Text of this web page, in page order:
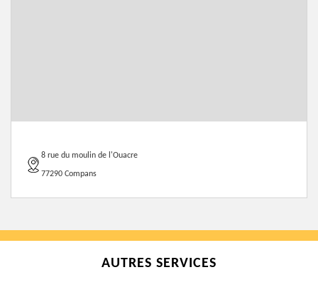
8 rue du moulin de l'Ouacre
77290 Compans
AUTRES SERVICES